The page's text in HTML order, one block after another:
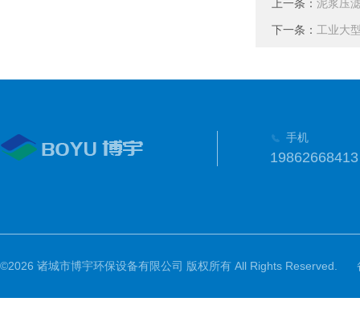
上一条： 泥浆压
下一条： 工业大
手机
19862668413
©2026 诸城市博宇环保设备有限公司 版权所有 All Rights Reserved.